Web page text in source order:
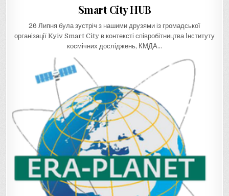
Smart City HUB
26 Липня була зустріч з нашими друзями із громадської
організації Kyiv Smart City в контексті співробітництва Інституту
космічних досліджень, КМДА…